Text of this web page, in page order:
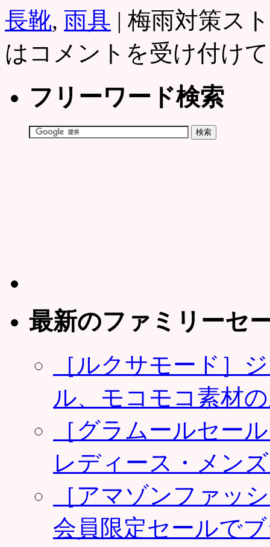
長靴, 雨具 | 梅雨対策ス
は コメントを受け付け
フリーワード検索
最新のファミリーセ
［ルクサモード］
ル、モコモコ素材
［グラムールセー
レディース・メン
［アマゾンファッ
会員限定セールで